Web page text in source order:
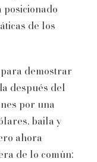
posicionado
de los
para demostrar
después del
por una
baila y
ahora
de lo común: